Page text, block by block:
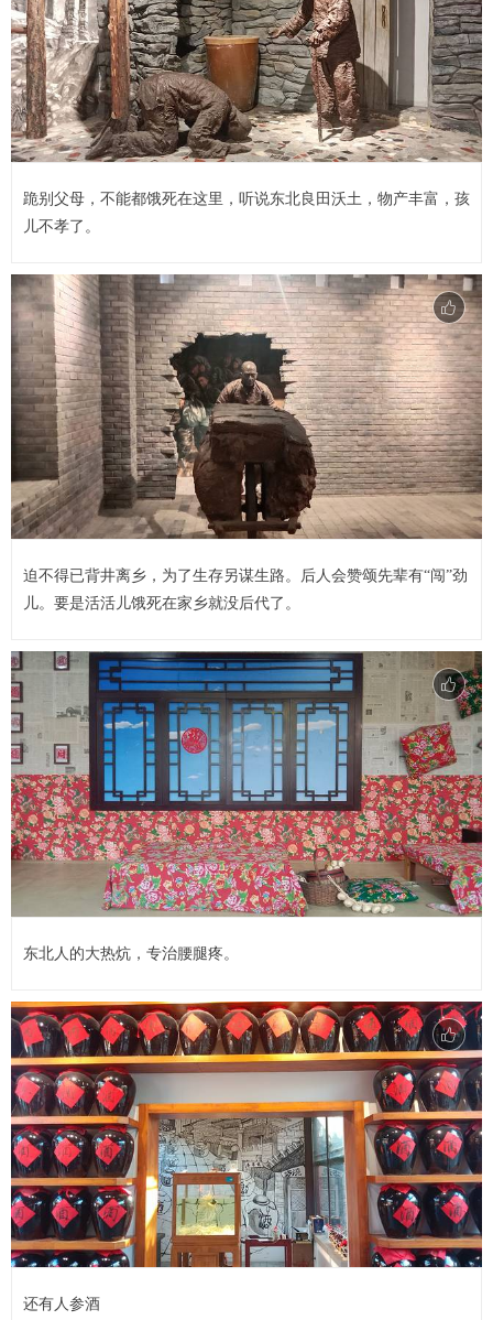
跪别父母，不能都饿死在这里，听说东北良田沃土，物产丰富，孩
儿不孝了。
迫不得已背井离乡，为了生存另谋生路。后人会赞颂先辈有“闯”劲
儿。要是活活儿饿死在家乡就没后代了。
东北人的大热炕，专治腰腿疼。
还有人参酒